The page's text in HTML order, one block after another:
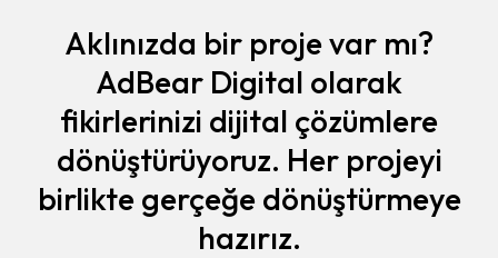
Aklınızda bir proje var mı?
AdBear Digital olarak
fikirlerinizi dijital çözümlere
dönüştürüyoruz. Her projeyi
birlikte gerçeğe dönüştürmeye
hazırız.